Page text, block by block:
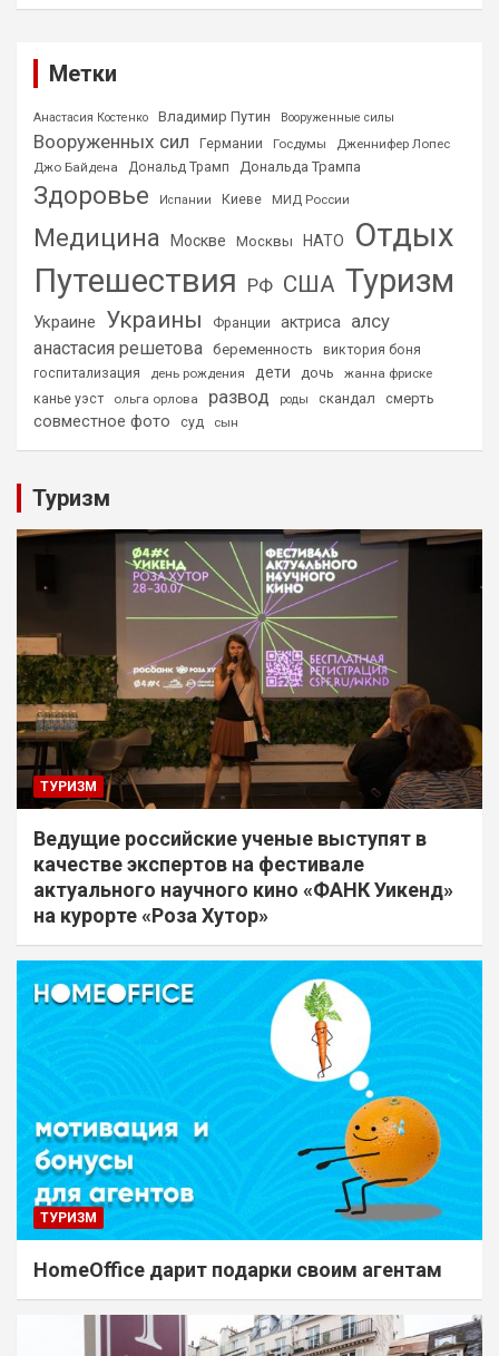
Метки
Анастасия Костенко Владимир Путин Вооруженные силы
Вооруженных сил Германии Госдумы
Дженнифер Лопес
Джо Байдена
Дональд Трамп Дональда Трампа
Здоровье Испании Киеве МИД России
Медицина Москве Москвы НАТО
Отдых
Путешествия РФ США Туризм
Украине Украины Франции актриса алсу
анастасия решетова беременность
виктория боня
госпитализация
день рождения дети дочь
жанна фриске
канье уэст
ольга орлова развод роды скандал смерть
совместное фото суд сын
Туризм
ТУРИЗМ
Ведущие российские ученые выступят в
качестве экспертов на фестивале
актуального научного кино «ФАНК Уикенд»
на курорте «Роза Хутор»
ТУРИЗМ
HomeOffice дарит подарки своим агентам